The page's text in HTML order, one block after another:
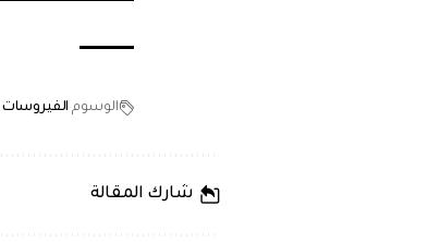
الوسوم الفيروسات
شارك المقالة